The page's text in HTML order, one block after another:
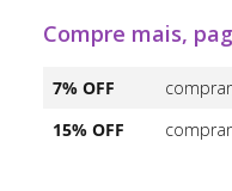
Compre mais,
7% OFF
15% OFF